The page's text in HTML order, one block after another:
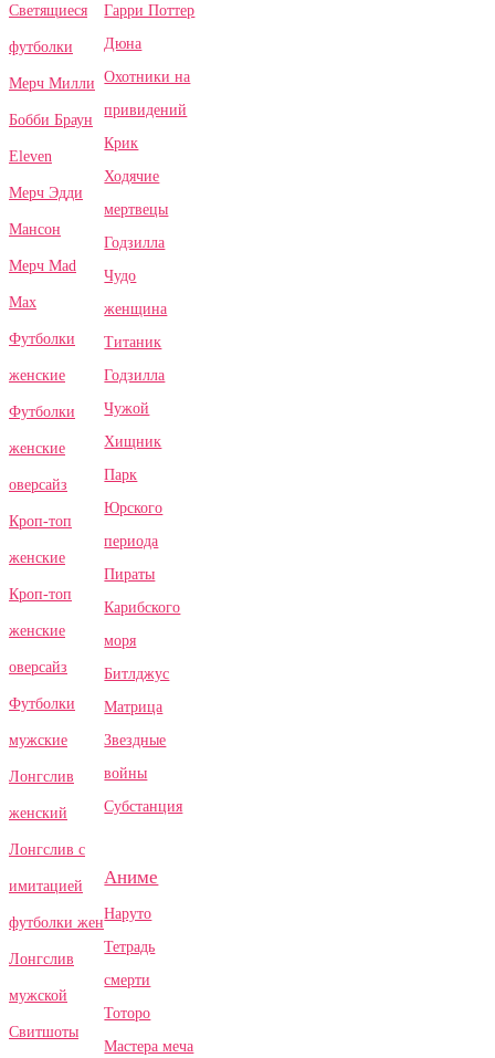
Светящиеся
футболки
Мерч Милли
Бобби Браун
Eleven
Мерч Эдди
Мансон
Мерч Mad
Max
Футболки
женские
Футболки
женские
оверсайз
Кроп-топ
женские
Кроп-топ
женские
оверсайз
Футболки
мужские
Лонгслив
женский
Лонгслив с
имитацией
футболки жен
Лонгслив
мужской
Свитшоты
Гарри Поттер
Дюна
Охотники на
привидений
Крик
Ходячие
мертвецы
Годзилла
Чудо
женщина
Титаник
Годзилла
Чужой
Хищник
Парк
Юрского
периода
Пираты
Карибского
моря
Битлджус
Матрица
Звездные
войны
Субстанция
Аниме
Наруто
Тетрадь
смерти
Тоторо
Мастера меча